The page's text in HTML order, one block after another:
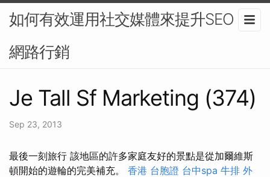
如何有效運用社交媒體來提升SEO？-
網路行銷
Je Tall Sf Marketing (374)
Sep 23, 2013
最後一刻旅行 該地區的許多家庭友好的景點是從加爾維斯
頓開始的遊輪的完美補充。 香港 台胞證 台中spa 牛排 外